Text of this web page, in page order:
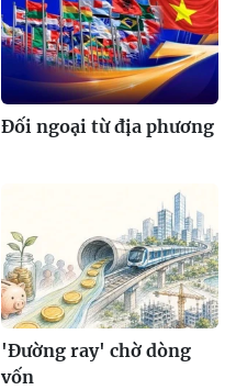
Đối ngoại từ địa phương
'Đường ray' chờ dòng
vốn